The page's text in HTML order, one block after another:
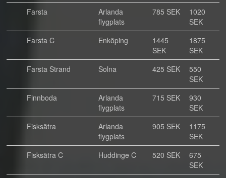
Farsta
Arlanda
flygplats
785 SEK
1020
SEK
Farsta C
Enköping
1445
SEK
1875
SEK
Farsta Strand
Solna 425 SEK
550
SEK
Finnboda
Arlanda
flygplats
715 SEK
930
SEK
Fisksätra
Arlanda
flygplats
905 SEK
1175
SEK
Fisksätra C
Huddinge C 520 SEK
675
SEK